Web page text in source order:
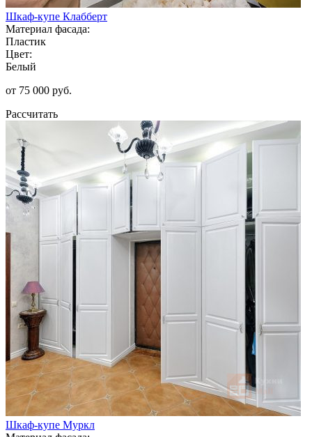
Шкаф-купе Клабберт
Материал фасада:
Пластик
Цвет:
Белый
от 75 000 руб.
Рассчитать
Шкаф-купе Муркл